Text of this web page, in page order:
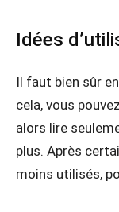
Idées
Il faut bien sûr
cela, vous
alors lire
plus. Après
moins utilisés,